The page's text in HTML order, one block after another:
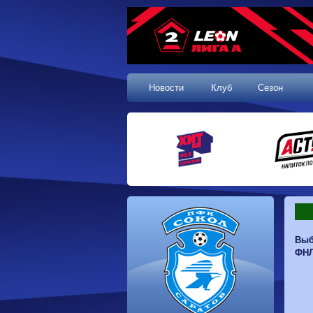
Новости Клуб Сезон
1 тур, 19.07.2026
1-1
Калуга
Динамо
0-0
Волгарь
0-0
Динамо-Брянск
2-1
Алания
1-2 Сибирь